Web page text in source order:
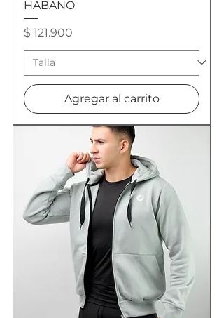
HABANO
Precio
$ 121.900
Agregar al carrito